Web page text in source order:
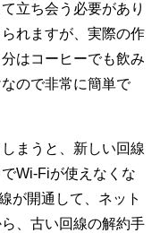
立ち会う必要があり
れますが、実際の作
はコーヒーでも飲み
ので非常に簡単で
まうと、新しい回線
Wi-Fiが使えなくな
が開通して、ネット
、古い回線の解約手